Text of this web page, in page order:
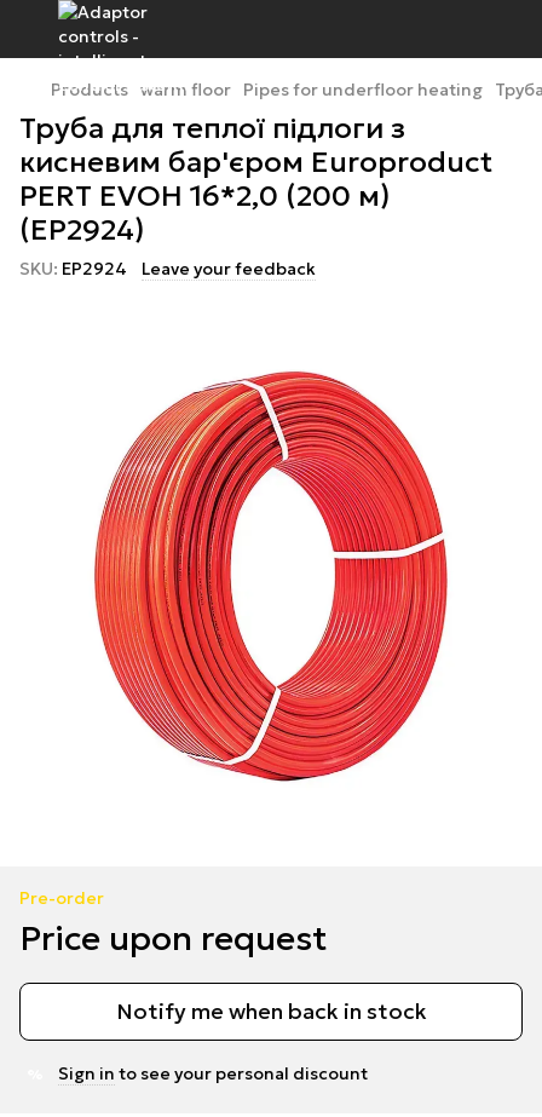
Products warm floor Pipes for underfloor heating
Труба для теплої підлоги з
кисневим бар'єром Europroduct
PERT EVOH 16*2,0 (200 м)
(EP2924)
SKU: EP2924 Leave your feedback
Pre-order
Price upon request
Notify me when back in stock
Sign in to see your personal discount